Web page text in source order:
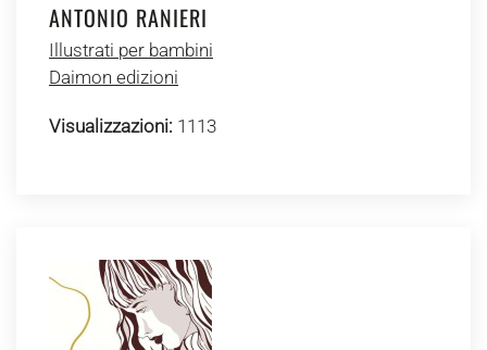
ANTONIO RANIERI
Illustrati per bambini
Daimon edizioni
Visualizzazioni: 1113